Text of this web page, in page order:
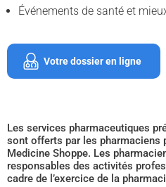
Événements de santé et
Votre dossier en ligne
Les services pharmaceutiques
sont offerts par les pharmaciens
Medicine Shoppe. Les
responsables des activités
cadre de l’exercice de la